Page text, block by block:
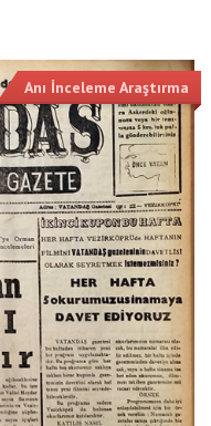
Anı İnceleme Araştırma